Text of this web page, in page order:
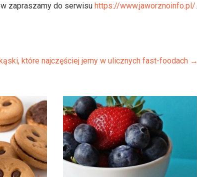
zapraszamy do serwisuhttps://www.jaworznoinfo.pl/.
które najczęściej jemy w ulicznych fast-foodach →